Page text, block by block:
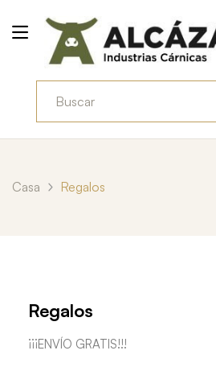
Casa Regalos
Regalos
¡¡¡ENVÍO GRATIS!!!